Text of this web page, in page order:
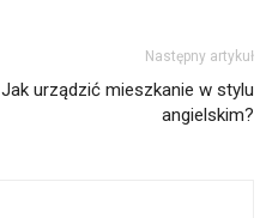
Następny artykuł
Jak urządzić mieszkanie w stylu
angielskim?